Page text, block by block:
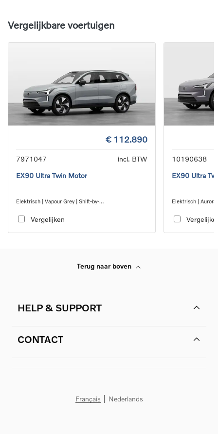
Vergelijkbare voertuigen
€ 112.890
7971047
incl. BTW
EX90 Ultra Twin Motor
Elektrisch | Vapour Grey | Shift-by-
Vergelijken
10190638
EX90 Ultra
Elektrisch |
Terug naar boven
HELP & SUPPORT
CONTACT
Français Nederlands